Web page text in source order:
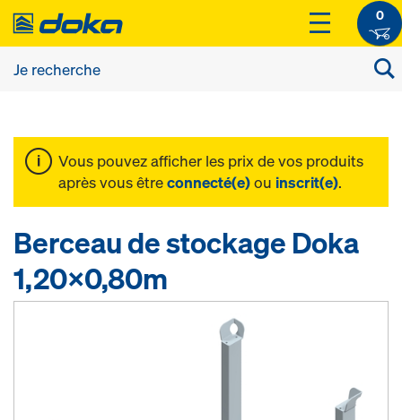
0
Vous pouvez afficher les prix de vos produits
après vous êtreconnecté(e)ou inscrit(e).
Berceau de stockage Doka
1,20x0,80m